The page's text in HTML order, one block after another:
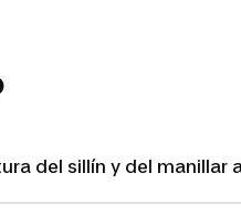
del sillín y del manillar